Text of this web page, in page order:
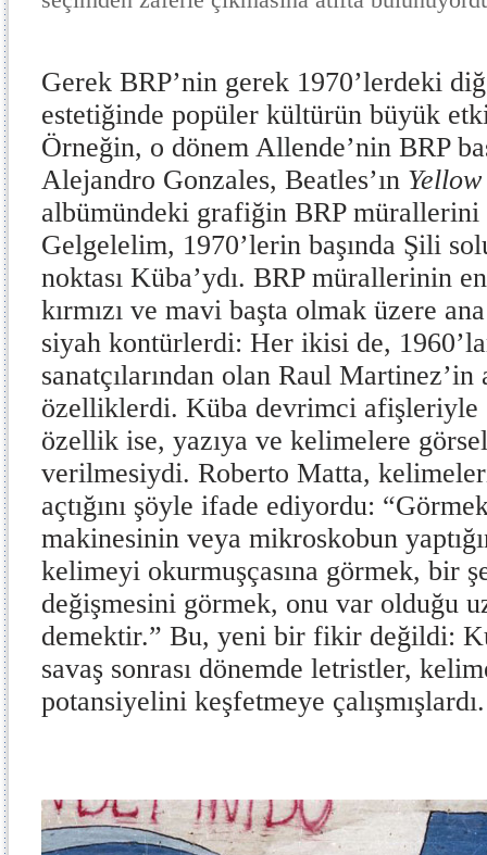
Gerek BRP’nin gerek 1970’lerdeki
estetiğinde popüler kültürün büyük
Örneğin, o dönem Allende’nin BRP
Alejandro Gonzales, Beatles’ın
albümündeki grafiğin BRP
Gelgelelim, 1970’lerin başında Şili
noktası Küba’ydı. BRP mürallerinin
kırmızı ve mavi başta olmak üzere
siyah kontürlerdi: Her ikisi de,
sanatçılarından olan Raul
özelliklerdi. Küba devrimci afişleriyle
özellik ise, yazıya ve kelimelere
verilmesiydi. Roberto Matta,
açtığını şöyle ifade ediyordu:
makinesinin veya mikroskobun
kelimeyi okurmuşçasına görmek, bir
değişmesini görmek, onu var olduğu
demektir.” Bu, yeni bir fikir değildi:
savaş sonrası dönemde letristler,
potansiyelini keşfetmeye çalışmışlardı.